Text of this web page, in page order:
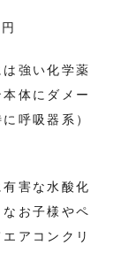
強い化学薬
体にダメー
呼吸器系）
害な水酸化
お子様やペ
アコンクリ